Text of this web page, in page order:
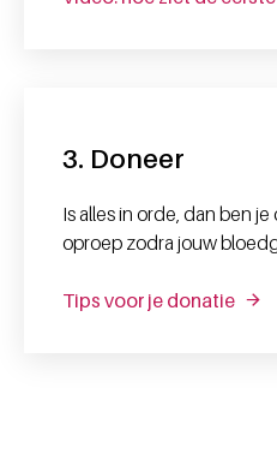
3. Doneer
Is alles in orde, dan ben
oproep zodra jouw
Tips voor je donatie